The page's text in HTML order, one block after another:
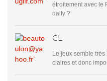
étroitement avec le
daily ?
CL
Le jeux semble
claires et donc